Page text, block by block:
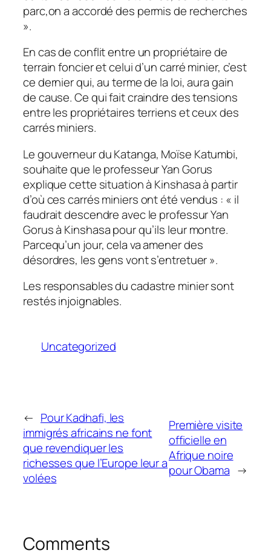
parc,on a accordé des permis de recherches
».
En cas de conflit entre un propriétaire de
terrain foncier et celui d’un carré minier, c’est
ce dernier qui, au terme de la loi, aura gain
de cause. Ce qui fait craindre des tensions
entre les propriétaires terriens et ceux des
carrés miniers.
Le gouverneur du Katanga, Moïse Katumbi,
souhaite que le professeur Yan Gorus
explique cette situation à Kinshasa à partir
d’où ces carrés miniers ont été vendus : « il
faudrait descendre avec le professur Yan
Gorus à Kinshasa pour qu’ils leur montre.
Parcequ’un jour, cela va amener des
désordres, les gens vont s’entretuer ».
Les responsables du cadastre minier sont
restés injoignables.
Uncategorized
← Pour Kadhafi, les
immigrés africains ne font
que revendiquer les
richesses que l’Europe leur a
volées
Première visite
officielle en
Afrique noire
pour Obama →
Comments